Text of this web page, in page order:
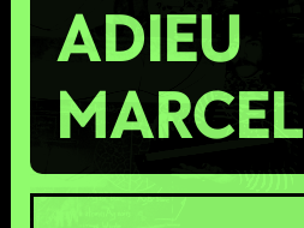
ADIEU
MARCEL